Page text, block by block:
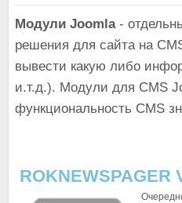
Модули Joomla-
решения для сайта на
вывести какую либо
и.т.д.). Модули для CMS
функциональность CMS
ROKNEWSPAGER